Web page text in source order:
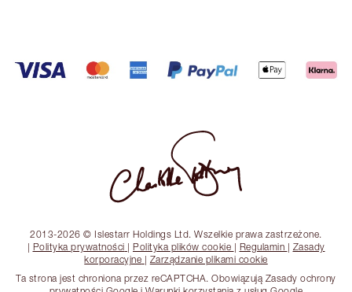
2013-2026 © Islestarr Holdings Ltd. Wszelkie prawa zastrzeżone.
| Polityka prywatności | Polityka plików cookie | Regulamin | Zasady
korporacyjne | Zarządzanie plikami cookie
Ta strona jest chroniona przez reCAPTCHA. Obowiązują Zasady ochrony